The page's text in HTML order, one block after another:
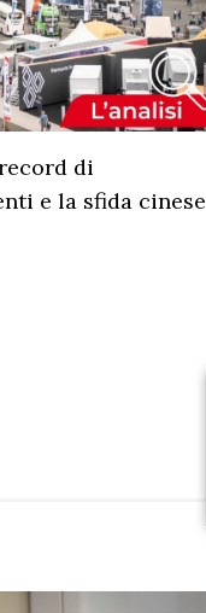
di
e la sfida cinese